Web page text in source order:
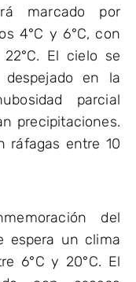
marcado por
4°C y 6°C, con
El cielo se
despejado en la
parcial
precipitaciones.
ráfagas entre 10
del
espera un clima
6°C y 20°C. El